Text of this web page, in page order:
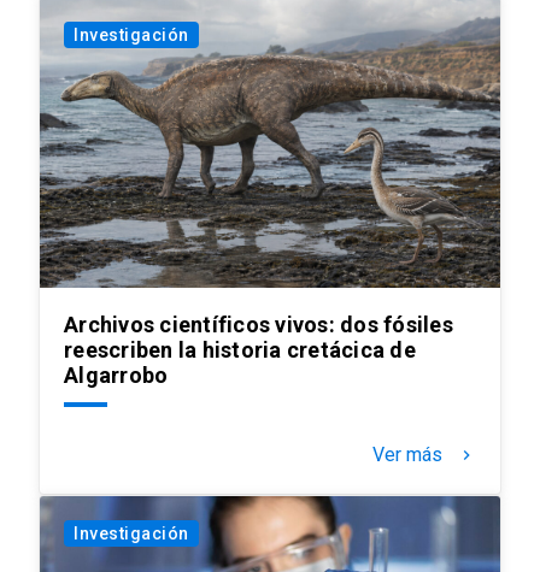
Investigación
Archivos científicos vivos: dos fósiles
reescriben la historia cretácica de
Algarrobo
Ver más keyboard_arrow_right
Investigación